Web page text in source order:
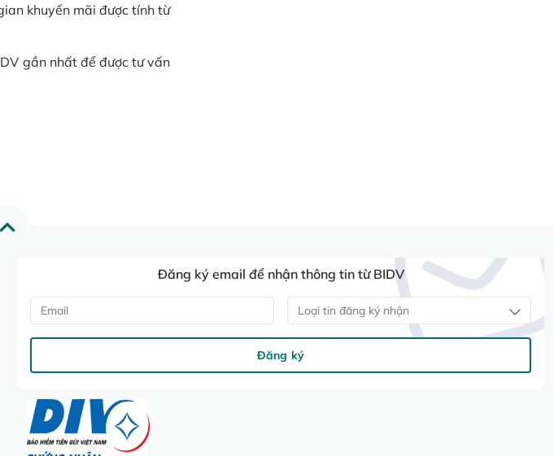
khuyến mãi được tính từ
gần nhất để được tư vấn
Đăng ký email để nhận thông tin từ BIDV
Loại tin đăng ký nhận
Đăng ký